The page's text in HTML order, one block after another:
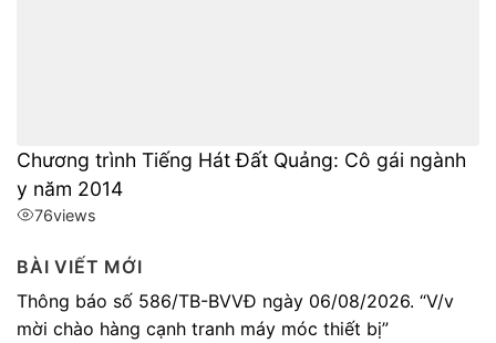
Chương trình Tiếng Hát Đất Quảng: Cô gái ngành
y năm 2014
76views
BÀI VIẾT MỚI
Thông báo số 586/TB-BVVĐ ngày 06/08/2026. “V/v
mời chào hàng cạnh tranh máy móc thiết bị”